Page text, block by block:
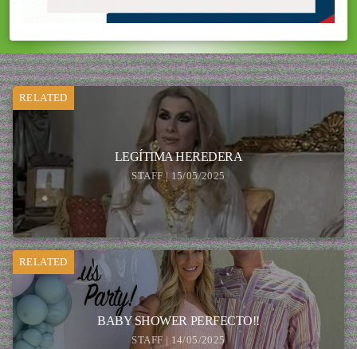
RELATED
LEGÍTIMA HEREDERA
STAFF | 15/05/2025
RELATED
BABY SHOWER PERFECTO!!
STAFF | 14/05/2025